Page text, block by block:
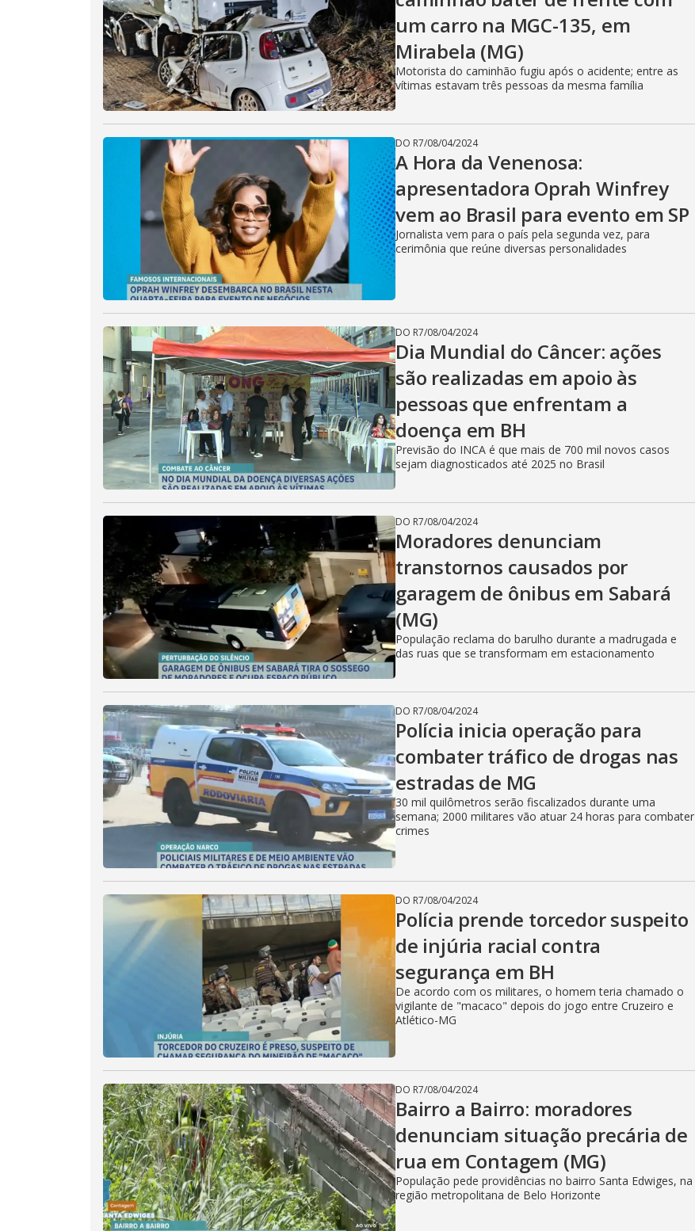
i
d
e
o
um carro na MGC-135, em
Mirabela (MG)
Motorista do caminhão fugiu após o acidente; entre as
vítimas estavam três pessoas da mesma família
DO R7/08/04/2024
A Hora da Venenosa:
apresentadora Oprah Winfrey
vem ao Brasil para evento em SP
Jornalista vem para o país pela segunda vez, para
cerimônia que reúne diversas personalidades
DO R7/08/04/2024
Dia Mundial do Câncer: ações
são realizadas em apoio às
pessoas que enfrentam a
doença em BH
Previsão do INCA é que mais de 700 mil novos casos
sejam diagnosticados até 2025 no Brasil
DO R7/08/04/2024
Moradores denunciam
transtornos causados por
garagem de ônibus em Sabará
(MG)
População reclama do barulho durante a madrugada e
das ruas que se transformam em estacionamento
DO R7/08/04/2024
Polícia inicia operação para
combater tráfico de drogas nas
estradas de MG
30 mil quilômetros serão fiscalizados durante uma
semana; 2000 militares vão atuar 24 horas para combater
crimes
DO R7/08/04/2024
Polícia prende torcedor suspeito
de injúria racial contra
segurança em BH
De acordo com os militares, o homem teria chamado o
vigilante de "macaco" depois do jogo entre Cruzeiro e
Atlético-MG
DO R7/08/04/2024
Bairro a Bairro: moradores
denunciam situação precária de
rua em Contagem (MG)
População pede providências no bairro Santa Edwiges, na
região metropolitana de Belo Horizonte